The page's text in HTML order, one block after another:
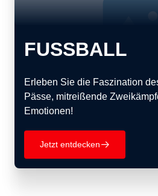
FUSSBALL
Erleben Sie die Faszination
Pässe, mitreißende
Emotionen!
Jetzt entdecken􀄫